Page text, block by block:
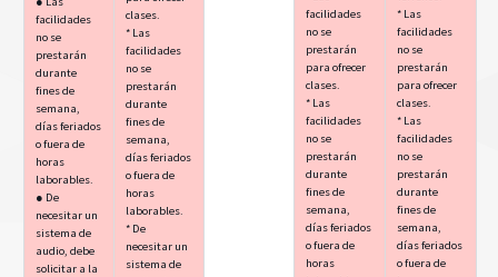
facilidades
no se
prestarán
durante
fines de
semana,
días feriados
o fuera de
horas
laborables.
● De
necesitar un
sistema de
audio, debe
solicitar a la
clases.
* Las
facilidades
no se
prestarán
durante
fines de
semana,
días feriados
o fuera de
horas
laborables.
* De
necesitar un
sistema de
facilidades
no se
prestarán
para ofrecer
clases.
* Las
facilidades
no se
prestarán
durante
fines de
semana,
días feriados
o fuera de
horas
* Las
facilidades
no se
prestarán
para ofrecer
clases.
* Las
facilidades
no se
prestarán
durante
fines de
semana,
días feriados
o fuera de